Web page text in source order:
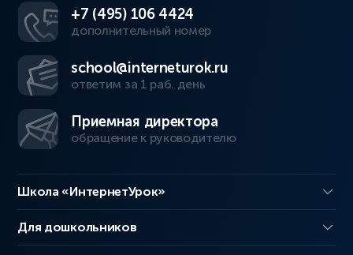
+7 (495) 106 4424
дополнительный номер
school@interneturok.ru
ответим за 1 раб. день
Приемная директора
обращение к руководителю
Школа «ИнтернетУрок»
Для дошкольников